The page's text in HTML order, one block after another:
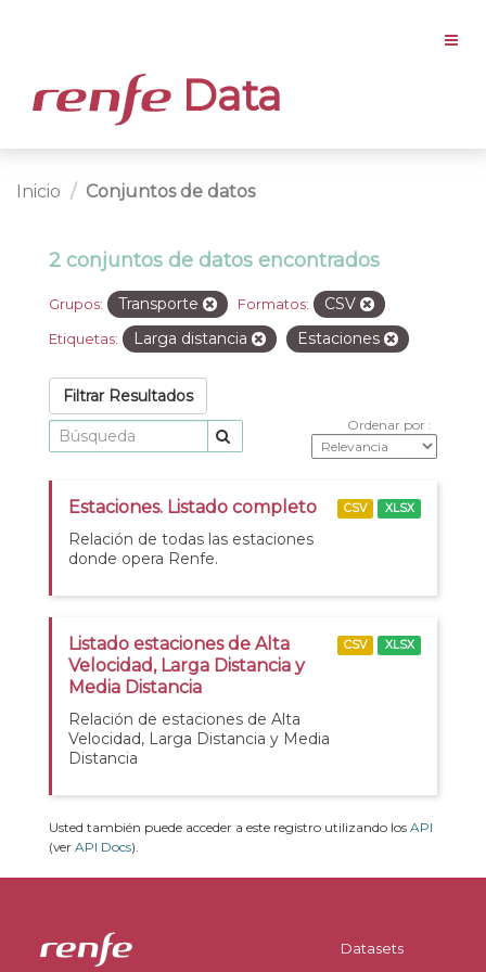
Data
Inicio Conjuntos de datos
2 conjuntos de datos encontrados
Grupos: Transporte Formatos: CSV
Etiquetas: Larga distancia Estaciones
Filtrar Resultados
Ordenar por
Estaciones. Listado completo
Relación de todas las estaciones
donde opera Renfe.
CSV XLSX
Listado estaciones de Alta
Velocidad, Larga Distancia y
Media Distancia
Relación de estaciones de Alta
Velocidad, Larga Distancia y Media
Distancia
CSV XLSX
Usted también puede acceder a este registro utilizando los API
(ver API Docs).
Datasets